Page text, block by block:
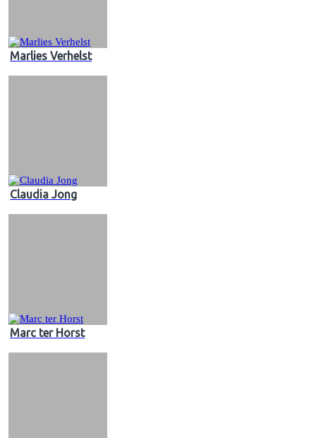
Marlies Verhelst
Claudia Jong
Marc ter Horst